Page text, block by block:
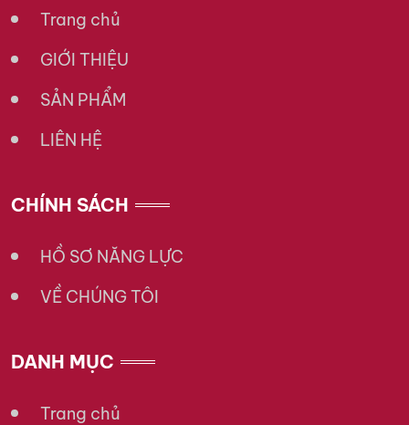
Trang chủ
GIỚI THIỆU
SẢN PHẨM
LIÊN HỆ
CHÍNH SÁCH
HỒ SƠ NĂNG LỰC
VỀ CHÚNG TÔI
DANH MỤC
Trang chủ